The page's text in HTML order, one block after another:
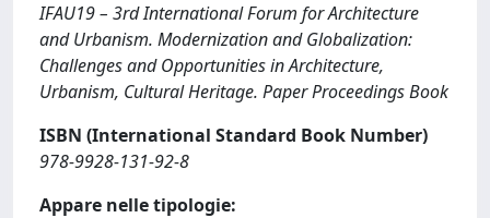
IFAU19 – 3rd International Forum for Architecture
and Urbanism. Modernization and Globalization:
Challenges and Opportunities in Architecture,
Urbanism, Cultural Heritage. Paper Proceedings Book
ISBN (International Standard Book Number)
978-9928-131-92-8
Appare nelle tipologie: